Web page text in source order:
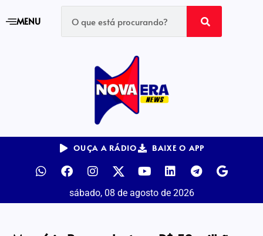
MENU
OUÇA A RÁDIO BAIXE O APP
sábado, 08 de agosto de 2026